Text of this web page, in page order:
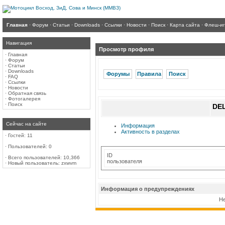
Главная · Форум · Статьи · Downloads · Ссылки · Новости · Поиск · Карта сайта · Флеш-
Навигация
· Главная
· Форум
· Статьи
· Downloads
· FAQ
· Ссылки
· Новости
· Обратная связь
· Фотогалерея
· Поиск
Сейчас на сайте
· Гостей: 11
· Пользователей: 0
· Всего пользователей: 10,366
· Новый пользователь: zxwvm
Просмотр профиля
Форумы Правила Поиск
Информация
Активность в разделах
ID
пользователя
Информация о предупреждениях